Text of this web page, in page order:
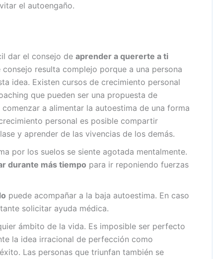
el autoengaño.
dar el consejo de aprender a quererte a ti
resulta complejo porque a una persona
idea. Existen cursos de crecimiento personal
que pueden ser una propuesta de
a alimentar la autoestima de una forma
personal es posible compartir
y aprender de las vivencias de los demás.
por los suelos se siente agotada mentalmente.
durante más tiempo para ir reponiendo fuerzas
puede acompañar a la baja autoestima. En caso
solicitar ayuda médica.
ámbito de la vida. Es imposible ser perfecto
la idea irracional de perfección como
Las personas que triunfan también se